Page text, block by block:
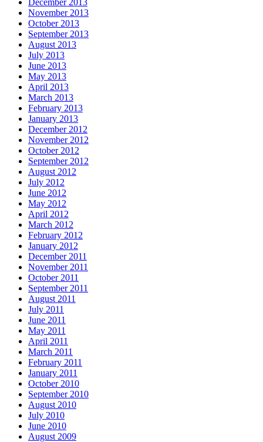
November 2013
October 2013
September 2013
August 2013
July 2013
June 2013
May 2013
April 2013
March 2013
February 2013
January 2013
December 2012
November 2012
October 2012
September 2012
August 2012
July 2012
June 2012
May 2012
April 2012
March 2012
February 2012
January 2012
December 2011
November 2011
October 2011
September 2011
August 2011
July 2011
June 2011
May 2011
April 2011
March 2011
February 2011
January 2011
October 2010
September 2010
August 2010
July 2010
June 2010
August 2009